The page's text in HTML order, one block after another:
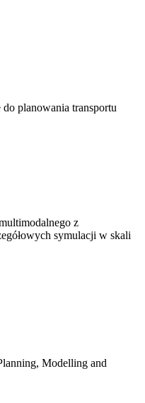
planowania transportu
z
symulacji w skali
Modelling and